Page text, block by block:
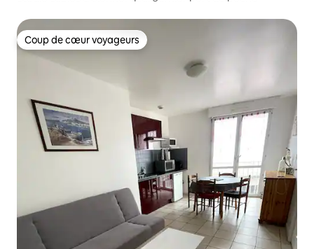
Coup de cœur voyageurs
Coup de cœur voyageurs